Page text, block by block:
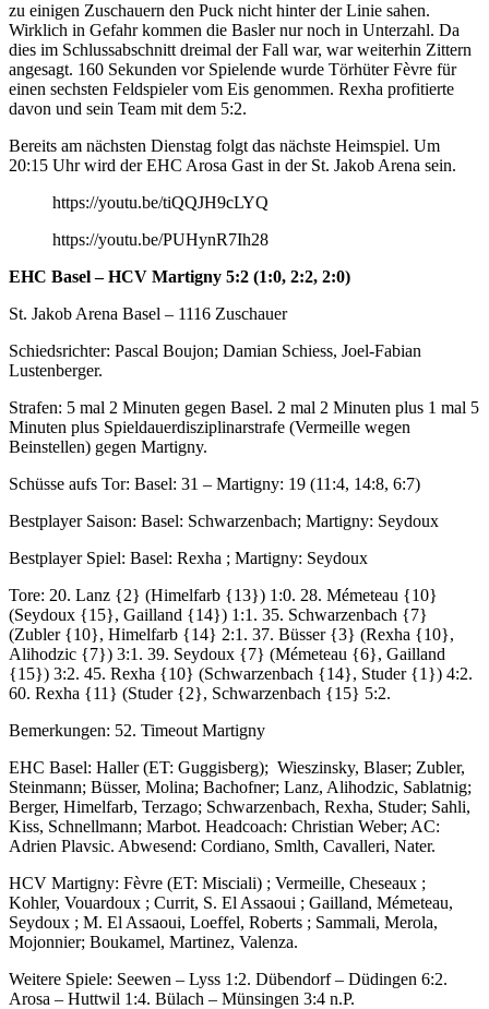
zu einigen Zuschauern den Puck nicht hinter der Linie sahen.
Wirklich in Gefahr kommen die Basler nur noch in Unterzahl. Da
dies im Schlussabschnitt dreimal der Fall war, war weiterhin Zittern
angesagt. 160 Sekunden vor Spielende wurde Törhüter Fèvre für
einen sechsten Feldspieler vom Eis genommen. Rexha profitierte
davon und sein Team mit dem 5:2.
Bereits am nächsten Dienstag folgt das nächste Heimspiel. Um
20:15 Uhr wird der EHC Arosa Gast in der St. Jakob Arena sein.
https://youtu.be/tiQQJH9cLYQ
https://youtu.be/PUHynR7Ih28
EHC Basel – HCV Martigny 5:2 (1:0, 2:2, 2:0)
St. Jakob Arena Basel – 1116 Zuschauer
Schiedsrichter: Pascal Boujon; Damian Schiess, Joel-Fabian
Lustenberger.
Strafen: 5 mal 2 Minuten gegen Basel. 2 mal 2 Minuten plus 1 mal 5
Minuten plus Spieldauerdisziplinarstrafe (Vermeille wegen
Beinstellen) gegen Martigny.
Schüsse aufs Tor: Basel: 31 – Martigny: 19 (11:4, 14:8, 6:7)
Bestplayer Saison: Basel: Schwarzenbach; Martigny: Seydoux
Bestplayer Spiel: Basel: Rexha ; Martigny: Seydoux
Tore: 20. Lanz {2} (Himelfarb {13}) 1:0. 28. Mémeteau {10}
(Seydoux {15}, Gailland {14}) 1:1. 35. Schwarzenbach {7}
(Zubler {10}, Himelfarb {14} 2:1. 37. Büsser {3} (Rexha {10},
Alihodzic {7}) 3:1. 39. Seydoux {7} (Mémeteau {6}, Gailland
{15}) 3:2. 45. Rexha {10} (Schwarzenbach {14}, Studer {1}) 4:2.
60. Rexha {11} (Studer {2}, Schwarzenbach {15} 5:2.
Bemerkungen: 52. Timeout Martigny
EHC Basel: Haller (ET: Guggisberg); Wieszinsky, Blaser; Zubler,
Steinmann; Büsser, Molina; Bachofner; Lanz, Alihodzic, Sablatnig;
Berger, Himelfarb, Terzago; Schwarzenbach, Rexha, Studer; Sahli,
Kiss, Schnellmann; Marbot. Headcoach: Christian Weber; AC:
Adrien Plavsic. Abwesend: Cordiano, Smlth, Cavalleri, Nater.
HCV Martigny: Fèvre (ET: Misciali) ; Vermeille, Cheseaux ;
Kohler, Vouardoux ; Currit, S. El Assaoui ; Gailland, Mémeteau,
Seydoux ; M. El Assaoui, Loeffel, Roberts ; Sammali, Merola,
Mojonnier; Boukamel, Martinez, Valenza.
Weitere Spiele: Seewen – Lyss 1:2. Dübendorf – Düdingen 6:2.
Arosa – Huttwil 1:4. Bülach – Münsingen 3:4 n.P.